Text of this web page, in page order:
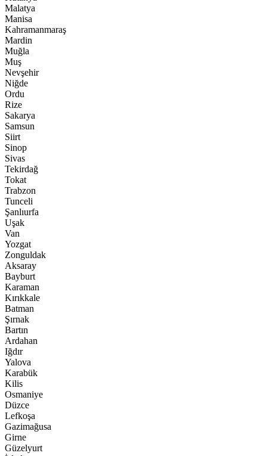
Malatya
Manisa
Kahramanmaraş
Mardin
Muğla
Muş
Nevşehir
Niğde
Ordu
Rize
Sakarya
Samsun
Siirt
Sinop
Sivas
Tekirdağ
Tokat
Trabzon
Tunceli
Şanlıurfa
Uşak
Van
Yozgat
Zonguldak
Aksaray
Bayburt
Karaman
Kırıkkale
Batman
Şırnak
Bartın
Ardahan
Iğdır
Yalova
Karabük
Kilis
Osmaniye
Düzce
Lefkoşa
Gazimağusa
Girne
Güzelyurt